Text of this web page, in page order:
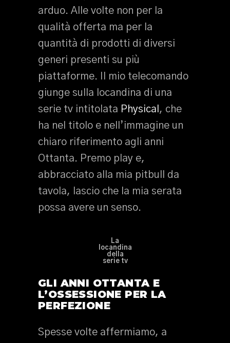
arduo. Alle volte non per la
qualità offerta ma per la
quantità di prodotti di diversi
generi presenti su più
piattaforme. Il mio telecomando
giunge sulla locandina di una
serie tv intitolata Physical , che
ha nel titolo e nell’immagine un
chiaro riferimento agli anni
Ottanta. Premo play e,
abbracciato alla mia pitbull da
tavola, lascio che la mia serata
possa avere un senso.
La
locandina
della
serie tv
GLI ANNI OTTANTA E
L’OSSESSIONE PER LA
PERFEZIONE
Spesse volte affermiamo, a